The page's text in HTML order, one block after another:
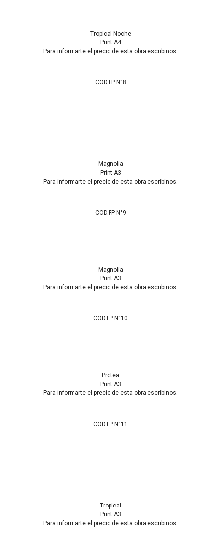
Tropical Noche
Print A4
Para informarte el precio de esta obra escribinos.
COD.FP N°8
Magnolia
Print A3
Para informarte el precio de esta obra escribinos.
COD.FP N°9
Magnolia
Print A3
Para informarte el precio de esta obra escribinos.
COD.FP N°10
Protea
Print A3
Para informarte el precio de esta obra escribinos.
COD.FP N°11
Tropical
Print A3
Para informarte el precio de esta obra escribinos.